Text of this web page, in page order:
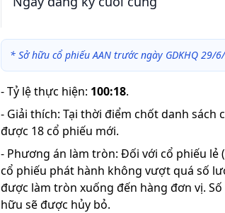
* Sở hữu cổ phiếu AAN trước ngày GDKHQ 29/
-Tỷ lệ thực hiện: 100:18.
- Giải thích: Tại thời điểm chốt danh sách
được 18 cổ phiếu mới.
- Phương án làm tròn: Đối với cổ phiếu
cổ phiếu phát hành không vượt quá số
được làm tròn xuống đến hàng đơn vị.
hữu sẽ được hủy bỏ.